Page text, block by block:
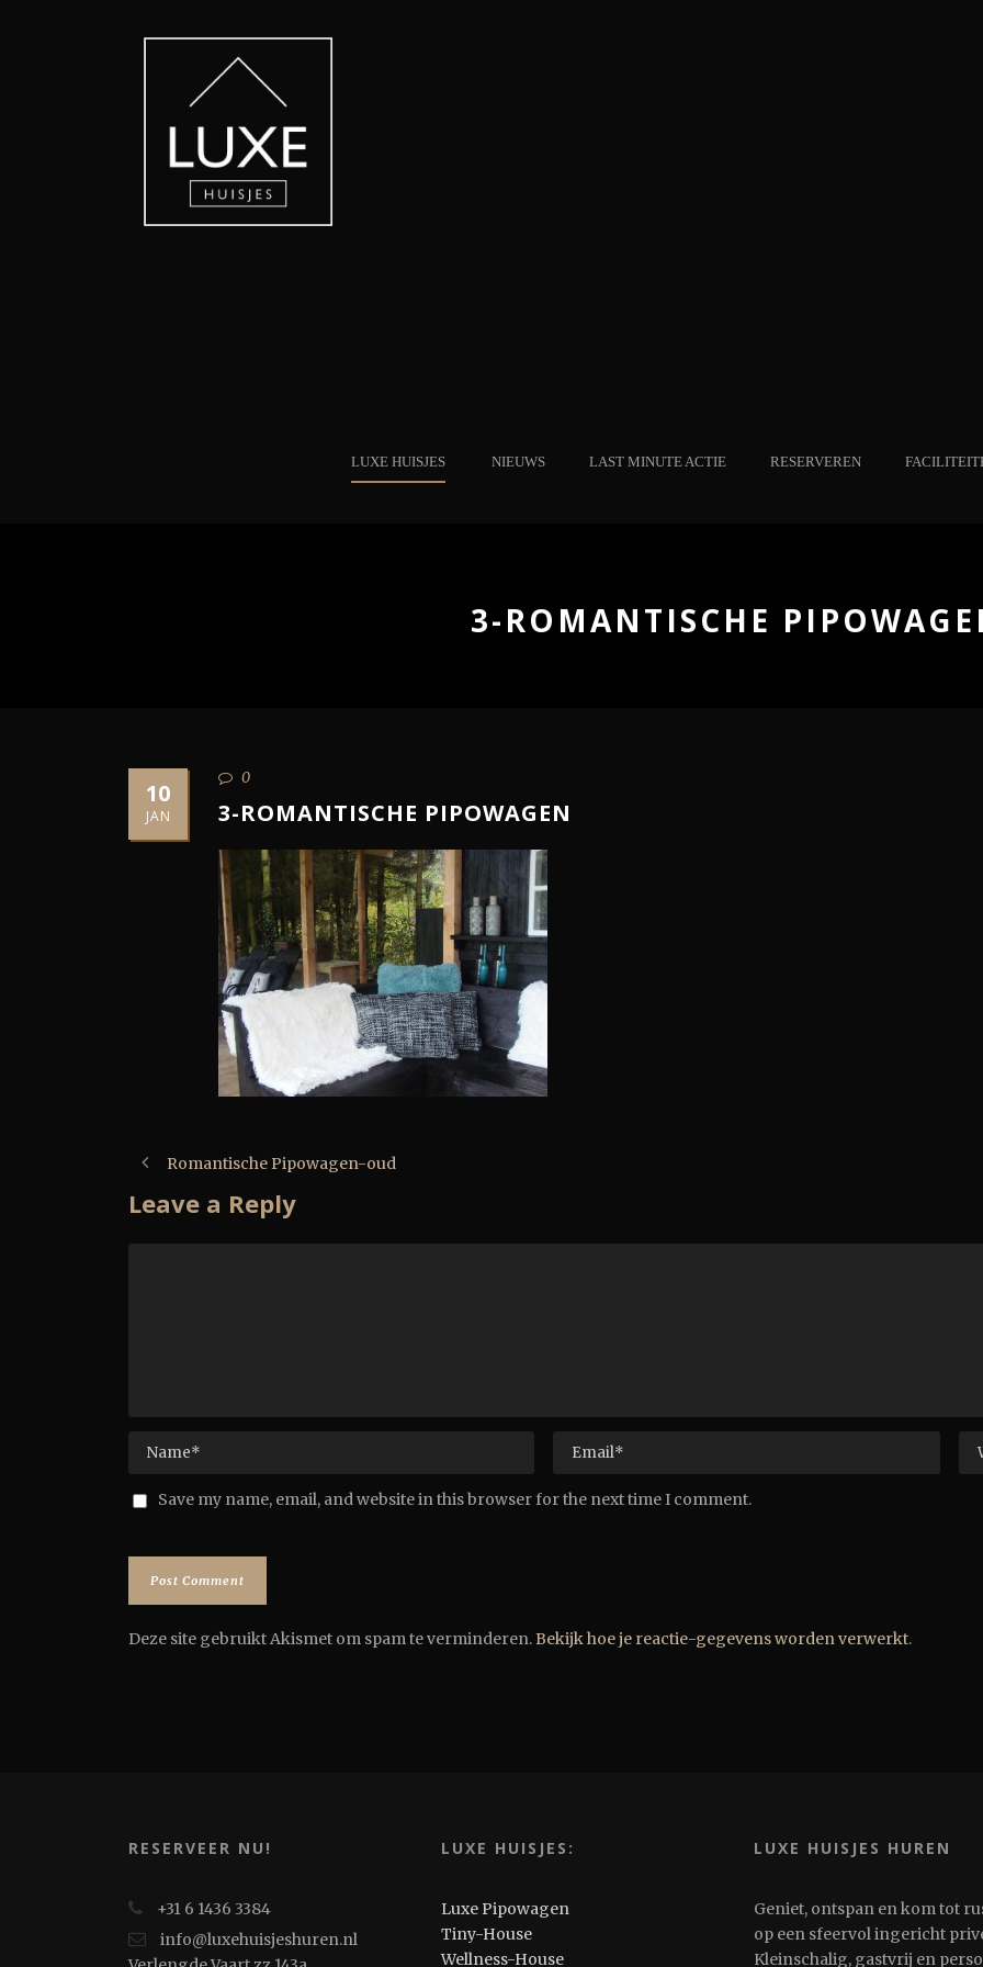
LUXE HUISJES NIEUWS LAST MINUTE ACTIE RESERVEREN
3-ROMANTISCHE
10
JAN
0
3-ROMANTISCHE PIPOWAGEN
Romantische Pipowagen-oud
Leave a Reply
Save my name, email, and website in this browser for the next time I comment.
Deze site gebruikt Akismet om spam te verminderen.Bekijk hoe je reactie-gegevens worden verwerkt.
RESERVEER NU!
+31 6 1436 3384
info@luxehuisjeshuren.nl
LUXE HUISJES:
Luxe Pipowagen
Tiny-House
Wellness-House
LUXE HUISJES HUREN
Geniet, ontspan en kom tot
op een sfeervol ingericht
Kleinschalig, gastvrij en